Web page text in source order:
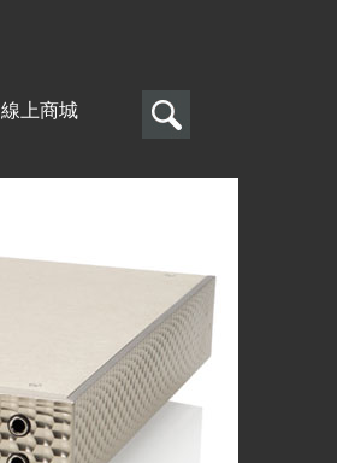
線上商城
搜
表
單
搜
尋